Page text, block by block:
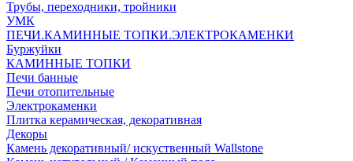
Трубы, переходники, тройники
УМК
ПЕЧИ.КАМИННЫЕ ТОПКИ.ЭЛЕКТРОКАМЕНКИ
Буржуйки
КАМИННЫЕ ТОПКИ
Печи банные
Печи отопительные
Электрокаменки
Плитка керамическая, декоративная
Декоры
Камень декоративный/ искуственный Wallstone